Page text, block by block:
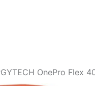
OnePro Flex